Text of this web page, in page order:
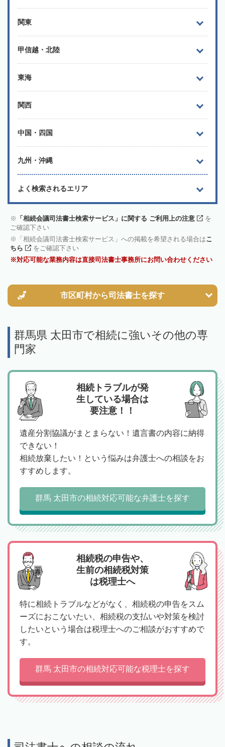
関東
甲信越・北陸
東海
関西
中国・四国
九州・沖縄
よく検索されるエリア
「相続会議司法書士検索サービス」に関する ご利用上の注意
を
ご確認下さい
「相続会議司法書士検索サービス」への掲載を希望される場合はこ
ちら
をご確認下さい
対応可能な業務内容は直接司法書士事務所にお問い合わせください
市区町村から司法書士を探す
群馬県 太田市で相続に強いその他の専
門家
相続トラブルが発
生している場合は
要注意！！
遺産分割協議がまとまらない！遺言書の内容に納得
できない！
相続放棄したい！という悩みは弁護士への相談をお
すすめします。
群馬 太田市の相続対応可能な弁護士を探す
相続税の申告や、
生前の相続税対策
は税理士へ
特に相続トラブルなどがなく、相続税の申告をスム
ーズにおこないたい、相続税の支払いや対策を検討
したいという場合は税理士へのご相談がおすすめで
す。
群馬 太田市の相続対応可能な税理士を探す